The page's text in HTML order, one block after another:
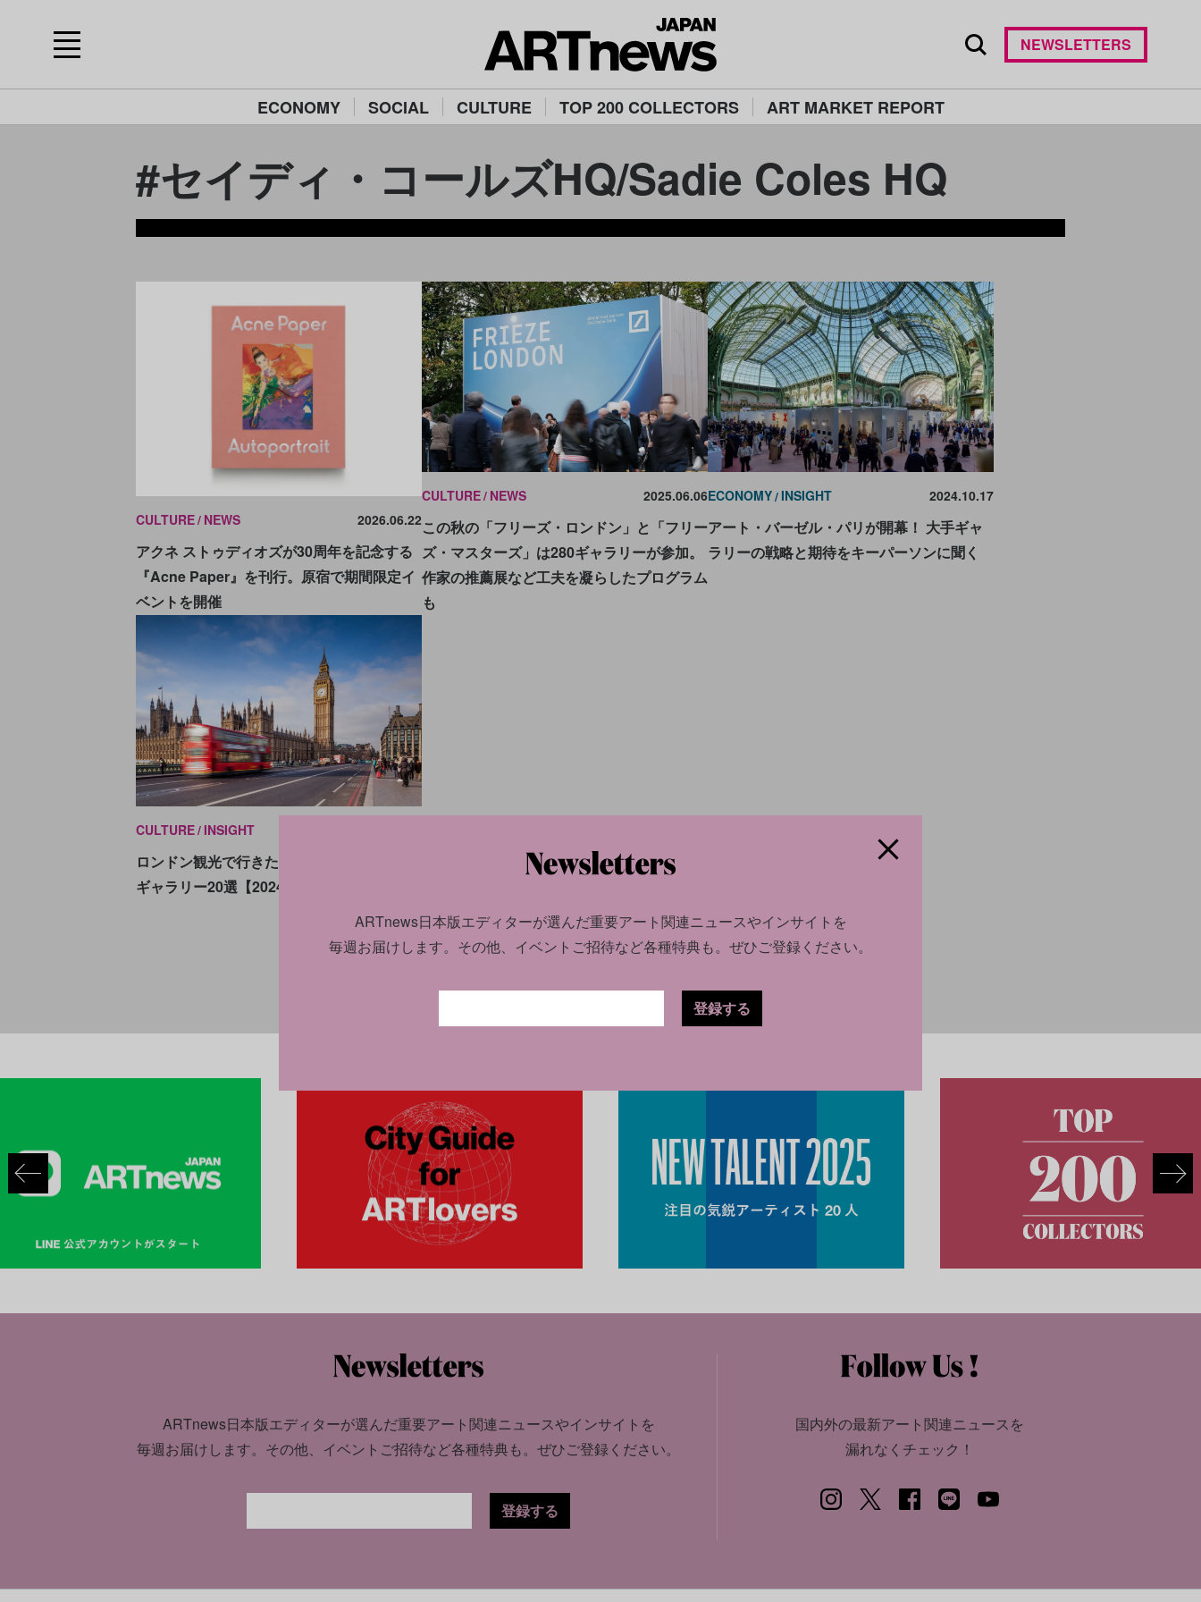
ECONOMY SOCIAL CULTURE TOP 200 COLLECTORS ART MARKET REPORT
NEWSLETTERS
#セイディ・コールズHQ/Sadie Coles HQ
CULTURE NEWS 2026.06.22
アクネ ストゥディオズが30周年を記念する
『Acne Paper』を刊行。原宿で期間限定イ
ベントを開催
CULTURE NEWS 2025.06.06
この秋の「フリーズ・ロンドン」と「フリー
ズ・マスターズ」は280ギャラリーが参加。
作家の推薦展など工夫を凝らしたプログラム
も
ECONOMY INSIGHT 2024.10.17
アート・バーゼル・パリが開幕！ 大手ギャ
ラリーの戦略と期待をキーパーソンに聞く
CULTURE INSIGHT
ロンドン観光で行きたい現代アート美術館・
ギャラリー20選【2024年版】
ARTnews日本版エディターが選んだ重要アート関連ニュースやインサイトを
毎週お届けします。 その他、イベントご招待など各種特典も。 ぜひご登録ください。
登録する
国内外の最新アート関連ニュースを
漏れなくチェック！
ARTnews日本版エディターが選んだ重要アート関連ニュースやインサイトを
毎週お届けします。 その他、イベントご招待など各種特典も。ぜひご登録ください。
登録する